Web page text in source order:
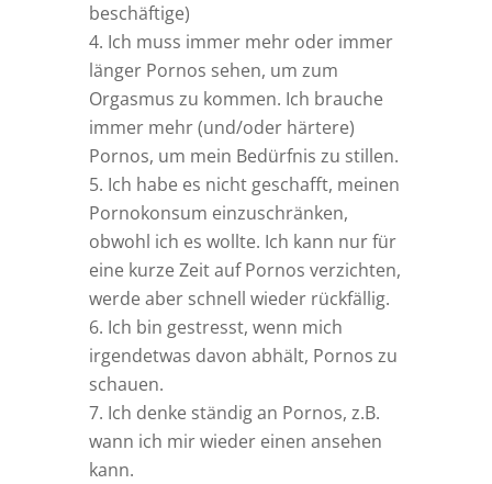
beschäftige)
Ich muss immer mehr oder immer
länger Pornos sehen, um zum
Orgasmus zu kommen. Ich brauche
immer mehr (und/oder härtere)
Pornos, um mein Bedürfnis zu stillen.
Ich habe es nicht geschafft, meinen
Pornokonsum einzuschränken,
obwohl ich es wollte. Ich kann nur für
eine kurze Zeit auf Pornos verzichten,
werde aber schnell wieder rückfällig.
Ich bin gestresst, wenn mich
irgendetwas davon abhält, Pornos zu
schauen.
Ich denke ständig an Pornos, z.B.
wann ich mir wieder einen ansehen
kann.